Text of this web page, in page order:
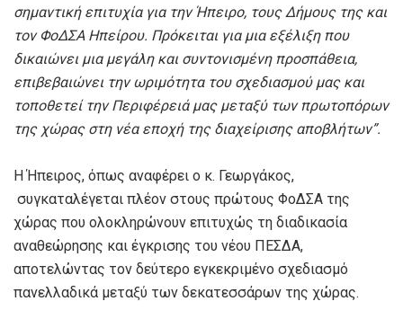
σημαντική επιτυχία για την Ήπειρο, τους Δήμους της και
τον ΦοΔΣΑ Ηπείρου. Πρόκειται για μια εξέλιξη που
δικαιώνει μια μεγάλη και συντονισμένη προσπάθεια,
επιβεβαιώνει την ωριμότητα του σχεδιασμού μας και
τοποθετεί την Περιφέρειά μας μεταξύ των πρωτοπόρων
της χώρας στη νέα εποχή της διαχείρισης αποβλήτων”.
Η Ήπειρος, όπως αναφέρει ο κ. Γεωργάκος,
συγκαταλέγεται πλέον στους πρώτους ΦοΔΣΑ της
χώρας που ολοκληρώνουν επιτυχώς τη διαδικασία
αναθεώρησης και έγκρισης του νέου ΠΕΣΔΑ,
αποτελώντας τον δεύτερο εγκεκριμένο σχεδιασμό
πανελλαδικά μεταξύ των δεκατεσσάρων της χώρας.